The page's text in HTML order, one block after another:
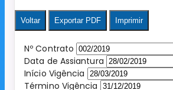
Voltar Exportar PDF Imprimir
Nº Contrato
Data de Assiantura
Início Vigência
Término Vigência